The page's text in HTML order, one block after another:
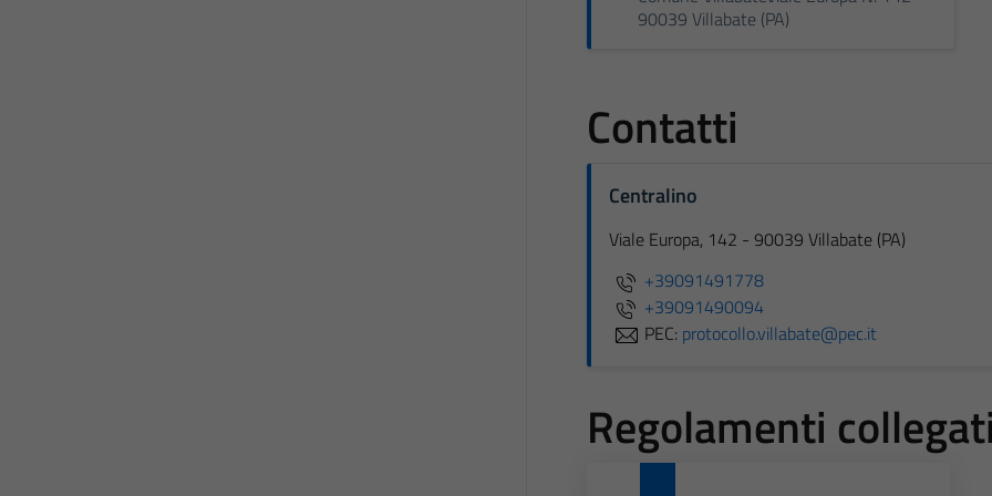
90039 Villabate (PA)
Contatti
Centralino
Viale Europa, 142 - 90039 Villabate (PA)
+39091491778
+39091490094
PEC: protocollo.villabate@pec.it
Regolamenti